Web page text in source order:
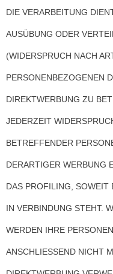
DIE VERARBEITUNG
AUSÜBUNG ODER
(WIDERSPRUCH NACH
PERSONENBEZOGENEN
DIREKTWERBUNG ZU
JEDERZEIT
BETREFFENDER
DERARTIGER WERBUNG
DAS PROFILING, SOWEIT
IN VERBINDUNG STEHT.
WERDEN IHRE
ANSCHLIESSEND NICHT